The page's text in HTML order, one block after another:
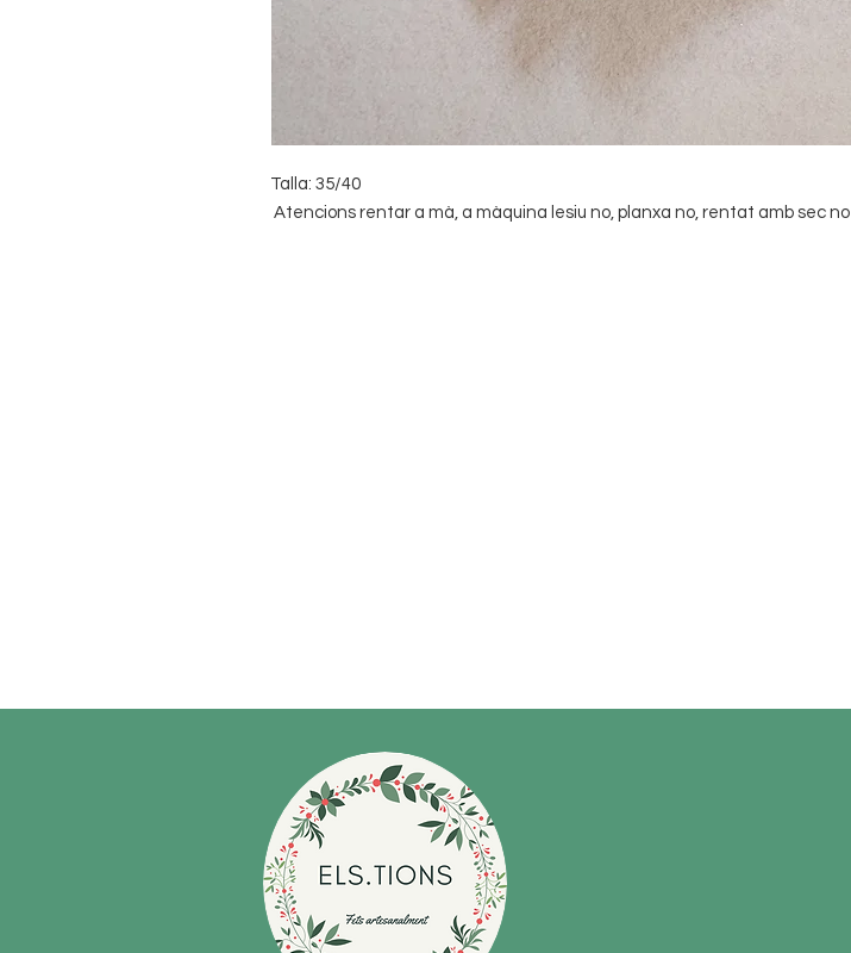
Talla: 35/40
Atencions rentar a mà, a màquina lesiu no, planxa no, rentat amb sec no